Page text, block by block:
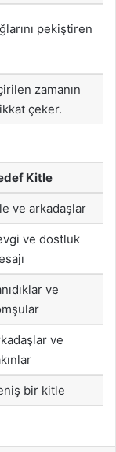
pekiştiren
zamanın
çeker.
Kitle
ve arkadaşlar
ve dostluk
ve
ve
bir kitle